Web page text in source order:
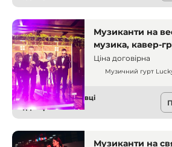
Музиканти на
музика, кавер-
свято, музика на
музичний
святковий
Ціна договірна
Музичний гурт
Музичні виконавці
Дніпро
Музиканти на